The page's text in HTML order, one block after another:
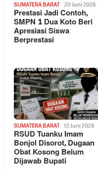
SUMATERA BARAT 20 Juni 2026
Prestasi Jadi Contoh,
SMPN 1 Dua Koto Beri
Apresiasi Siswa
Berprestasi
SUMATERA BARAT 13 Juni 2026
RSUD Tuanku Imam
Bonjol Disorot, Dugaan
Obat Kosong Belum
Dijawab Bupati